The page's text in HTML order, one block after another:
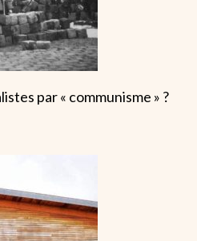
par « communisme » ?